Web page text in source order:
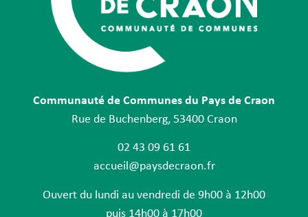
Communauté de Communes du Pays de Craon
Rue de Buchenberg, 53400 Craon
02 43 09 61 61
accueil@paysdecraon.fr
Ouvert du lundi au vendredi de 9h00 à 12h00
puis 14h00 à 17h00